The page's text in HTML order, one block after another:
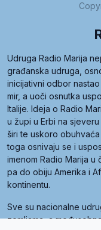
Udruga Radio Marija
građanska udruga,
inicijativni odbor
mir, a uoči osnutka
Italije. Ideja o Radio
u župi u Erbi na
širi te uskoro
toga osnivaju se i
imenom Radio Marija
pa do obiju Amerika i
kontinentu.
Sve su nacionalne
zemljama, a